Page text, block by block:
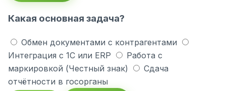
Какая основная задача?
Обмен документами с контрагентами
Интеграция с 1С или ERP
Работа с
маркировкой (Честный знак)
Сдача
отчётности в госорганы